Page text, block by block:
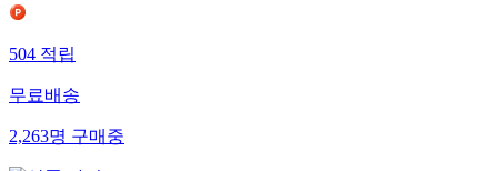
504적립
무료배송
2,263명구매중